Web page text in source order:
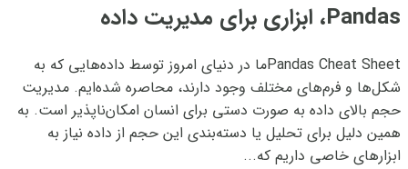
Pandas، ابزاری برای مدیریت داده
Pandas Cheat Sheetما در دنیای امروز توسط داده‌هایی که به
شکل‌ها و فرم‌های مختلف وجود دارند، محاصره شده‌ایم. مدیریت
حجم بالای داده به صورت دستی برای انسان امکان‌ناپذیر است. به
همین دلیل برای تحلیل یا دسته‌بندی این حجم از داده نیاز به
ابزارهای خاصی داریم که...